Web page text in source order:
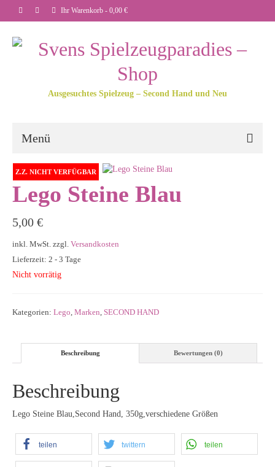
Ihr Warenkorb - 0,00 €
Ausgesuchtes Spielzeug – Second Hand und Neu
Menü
Z.Z. NICHT VERFÜGBAR
Lego Steine Blau
5,00 €
inkl. MwSt. zzgl. Versandkosten
Lieferzeit: 2 - 3 Tage
Nicht vorrätig
Kategorien: Lego Marken SECOND HAND
Beschreibung Bewertungen (0)
Beschreibung
Lego Steine Blau,Second Hand, 350g,verschiedene Größen
teilen twittern teilen